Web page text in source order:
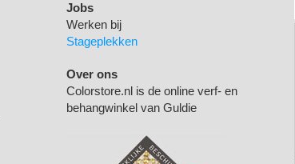
Jobs
Werken bij
Stageplekken
Over ons
Colorstore.nl is de online verf- en
behangwinkel van Guldie